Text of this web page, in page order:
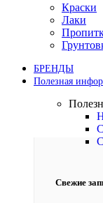
Краски
Лаки
БРЕНДЫ
Полезная
Свежие